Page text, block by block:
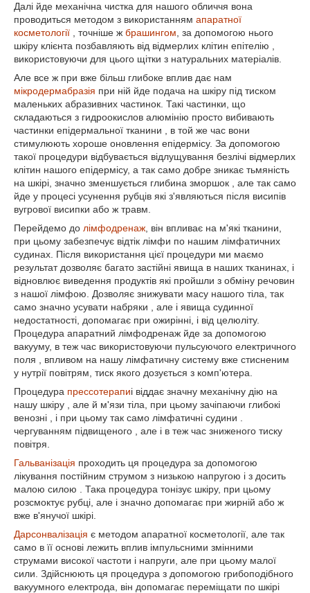
Далі йде механічна чистка для нашого обличчя вона
проводиться методом з використанням апаратної
косметології , точніше ж брашингом , за допомогою нього
шкіру клієнта позбавляють від відмерлих клітин епітелію ,
використовуючи для цього щітки з натуральних матеріалів.
Але все ж при вже більш глибоке вплив дає нам
мікродермабразія при ній йде подача на шкіру під тиском
маленьких абразивних частинок. Такі частинки, що
складаються з гидроокислов алюмінію просто вибивають
частинки епідермальної тканини , в той же час вони
стимулюють хороше оновлення епідермісу. За допомогою
такої процедури відбувається відлущування безлічі відмерлих
клітин нашого епідермісу, а так само добре зникає тьмяність
на шкірі, значно зменшується глибина зморшок , але так само
йде у процесі усунення рубців які з'являються після висипів
вугрової висипки або ж травм.
Перейдемо до лімфодренаж , він впливає на м'які тканини,
при цьому забезпечує відтік лімфи по нашим лімфатичних
судинах. Після використання цієї процедури ми маємо
результат дозволяє багато застійні явища в наших тканинах, і
відновлює виведення продуктів які пройшли з обміну речовин
з нашої лімфою. Дозволяє знижувати масу нашого тіла, так
само значно усувати набряки , але і явища судинної
недостатності, допомагає при ожирінні, і від целюліту.
Процедура апаратний лімфодренаж йде за допомогою
вакууму, в теж час використовуючи пульсуючого електричного
поля , впливом на нашу лімфатичну систему вже стисненим
у нутрії повітрям, тиск якого дозується з комп'ютера.
Процедура прессотерапиі віддає значну механічну дію на
нашу шкіру , але й м'язи тіла, при цьому зачіпаючи глибокі
венозні , і при цьому так само лімфатичні судини .
чергуванням підвищеного , але і в теж час зниженого тиску
повітря.
Гальванізація проходить ця процедура за допомогою
лікування постійним струмом з низькою напругою і з досить
малою силою . Така процедура тонізує шкіру, при цьому
розсмоктує рубці, але і значно допомагає при жирній або ж
вже в'янучої шкірі.
Дарсонвалізація є методом апаратної косметології, але так
само в її основі лежить вплив імпульсними змінними
струмами високої частоти і напруги, але при цьому малої
сили. Здійснюють ця процедура з допомогою грибоподібного
вакуумного електрода, він допомагає переміщати по шкірі